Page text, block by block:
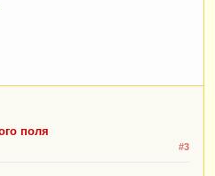
поля
#3